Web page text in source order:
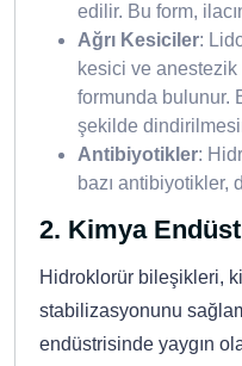
edilir. Bu form,
Ağrı Kesiciler:
kesici ve
formunda bulunur.
şekilde
Antibiyotikler:
bazı antibiyotikler,
2. Kimya
Hidroklorür bileşikleri,
stabilizasyonunu
endüstrisinde yaygın